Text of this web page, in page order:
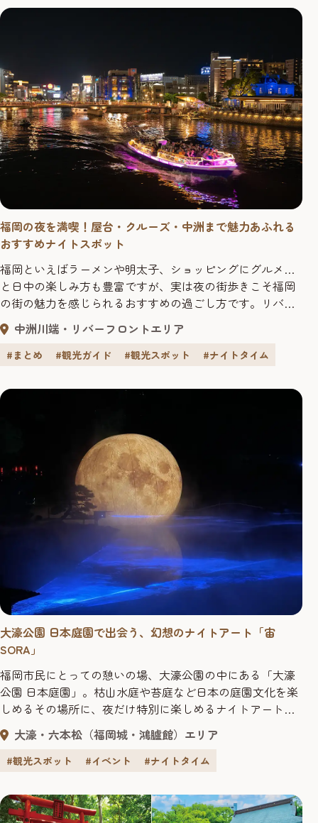
として設けた「友泉亭」。昭和56年福岡市が市民のための
福岡の夜を満喫！屋台・クルーズ・中洲まで魅力あふれる
おすすめナイトスポット
福岡といえばラーメンや明太子、ショッピングにグルメ…
と日中の楽しみ方も豊富ですが、実は夜の街歩きこそ福岡
の街の魅力を感じられるおすすめの過ごし方です。リバー
サイドに並ぶ屋台街の熱気、中洲・那珂川に映るきらびや
かなネオン、旧市街の路地にひっそり灯る優しいあかり。
にぎやかさと静けさが絶妙に入り混じり、一度歩けば
記事では、「観る」「歩く」「食べ...
中洲川端・リバーフロントエリア
#まとめ #観光ガイド #観光スポット #ナイトタイム
大濠公園 日本庭園で出会う、幻想のナイトアート「宙
SORA」
福岡市民にとっての憩いの場、大濠公園の中にある「大濠
公園 日本庭園」。枯山水庭や苔庭など日本の庭園文化を楽
しめるその場所に、夜だけ特別に楽しめるナイトアートが
出現です。 伝統的な日本庭園の美と、最先端のデジタル
アートが織りなす世界は、昼間とは違った表情を見せ、訪
れる人々を幻想的なひとときへと誘います。
大濠・六本松（福岡城・鴻臚館）エリア
#観光スポット #イベント #ナイトタイム